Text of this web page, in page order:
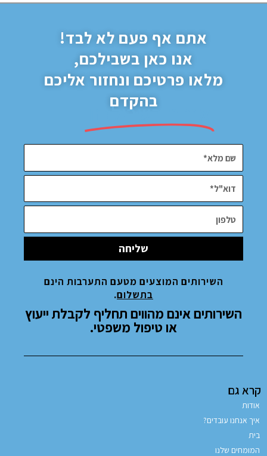
אתם אף פעם לא לבד!
אנו כאן בשבילכם,
מלאו פרטיכם ונחזור אליכם
בהקדם
אנחנו בשבילכם
שליחה
השירותים המוצעים מטעם התערבות הינם
בתשלום.
השירותים אינם מהווים תחליף לקבלת ייעוץ
או טיפול משפטי.
קרא גם
אודות
איך אנחנו עובדים?
בית
המומחים שלנו